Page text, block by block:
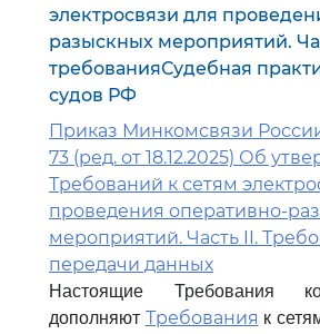
электросвязи для
разыскных мероприятий.
требованияСудебная
судов РФ
Приказ Минкомсвязи России
73 (ред. от 18.12.2025) Об
Требований к сетям
проведения оперативно-
мероприятий. Часть II.
передачи данных
Настоящие Требования
дополняют Требования к